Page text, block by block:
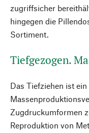
zugriffsicher
hingegen die
Sortiment.
Tiefgezogen.
Das Tiefziehen ist
Zugdruckumformen
Reproduktion von